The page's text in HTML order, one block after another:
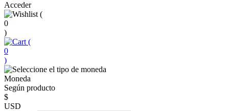
Acceder
(
0
)
(
0
)
Moneda
Según producto
$
USD